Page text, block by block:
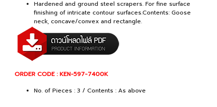
Hardened and ground steel scrapers. For fine surface
finishing of intricate contour surfaces.Contents: Goose
neck, concave/convex and rectangle.
ORDER CODE : KEN-597-7400K
No. of Pieces : 3 / Contents : As above